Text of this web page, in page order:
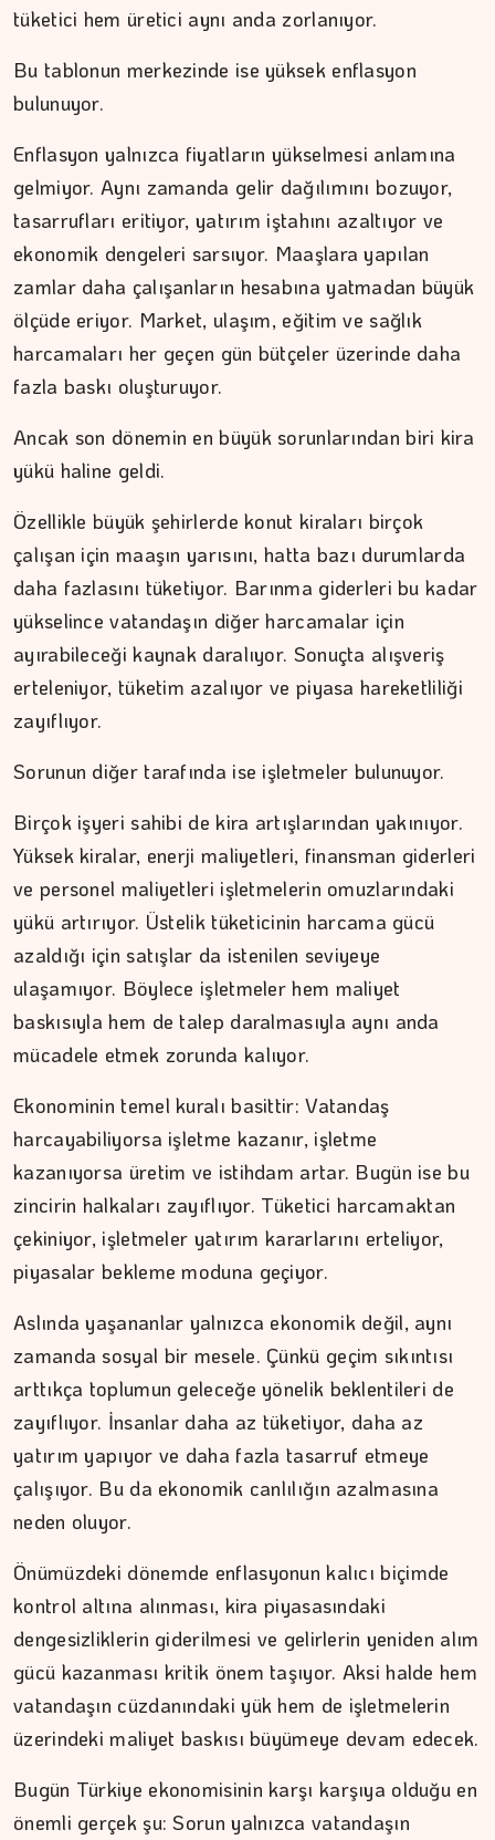
tüketici hem üretici aynı anda zorlanıyor.
Bu tablonun merkezinde ise yüksek enflasyon
bulunuyor.
Enflasyon yalnızca fiyatların yükselmesi anlamına
gelmiyor. Aynı zamanda gelir dağılımını bozuyor,
tasarrufları eritiyor, yatırım iştahını azaltıyor ve
ekonomik dengeleri sarsıyor. Maaşlara yapılan
zamlar daha çalışanların hesabına yatmadan büyük
ölçüde eriyor. Market, ulaşım, eğitim ve sağlık
harcamaları her geçen gün bütçeler üzerinde daha
fazla baskı oluşturuyor.
Ancak son dönemin en büyük sorunlarından biri kira
yükü haline geldi.
Özellikle büyük şehirlerde konut kiraları birçok
çalışan için maaşın yarısını, hatta bazı durumlarda
daha fazlasını tüketiyor. Barınma giderleri bu kadar
yükselince vatandaşın diğer harcamalar için
ayırabileceği kaynak daralıyor. Sonuçta alışveriş
erteleniyor, tüketim azalıyor ve piyasa hareketliliği
zayıflıyor.
Sorunun diğer tarafında ise işletmeler bulunuyor.
Birçok işyeri sahibi de kira artışlarından yakınıyor.
Yüksek kiralar, enerji maliyetleri, finansman giderleri
ve personel maliyetleri işletmelerin omuzlarındaki
yükü artırıyor. Üstelik tüketicinin harcama gücü
azaldığı için satışlar da istenilen seviyeye
ulaşamıyor. Böylece işletmeler hem maliyet
baskısıyla hem de talep daralmasıyla aynı anda
mücadele etmek zorunda kalıyor.
Ekonominin temel kuralı basittir: Vatandaş
harcayabiliyorsa işletme kazanır, işletme
kazanıyorsa üretim ve istihdam artar. Bugün ise bu
zincirin halkaları zayıflıyor. Tüketici harcamaktan
çekiniyor, işletmeler yatırım kararlarını erteliyor,
piyasalar bekleme moduna geçiyor.
Aslında yaşananlar yalnızca ekonomik değil, aynı
zamanda sosyal bir mesele. Çünkü geçim sıkıntısı
arttıkça toplumun geleceğe yönelik beklentileri de
zayıflıyor. İnsanlar daha az tüketiyor, daha az
yatırım yapıyor ve daha fazla tasarruf etmeye
çalışıyor. Bu da ekonomik canlılığın azalmasına
neden oluyor.
Önümüzdeki dönemde enflasyonun kalıcı biçimde
kontrol altına alınması, kira piyasasındaki
dengesizliklerin giderilmesi ve gelirlerin yeniden alım
gücü kazanması kritik önem taşıyor. Aksi halde hem
vatandaşın cüzdanındaki yük hem de işletmelerin
üzerindeki maliyet baskısı büyümeye devam edecek.
Bugün Türkiye ekonomisinin karşı karşıya olduğu en
önemli gerçek şu: Sorun yalnızca vatandaşın
ÇİĞDEM MEN
Yoğunluktan kaçarken yoğunlaştırdığımız…
194 yıl yaşayacakmışız...…